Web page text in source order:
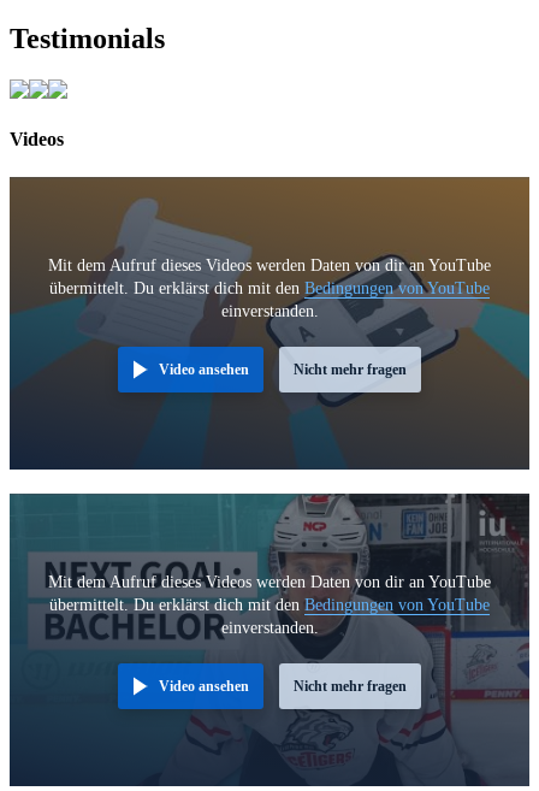
Testimonials
Videos
Mit dem Aufruf dieses Videos werden Daten von dir an YouTube
übermittelt. Du erklärst dich mit den Bedingungen von YouTube
einverstanden.
Video ansehen Nicht mehr fragen
Mit dem Aufruf dieses Videos werden Daten von dir an YouTube
übermittelt. Du erklärst dich mit den Bedingungen von YouTube
einverstanden.
Video ansehen Nicht mehr fragen